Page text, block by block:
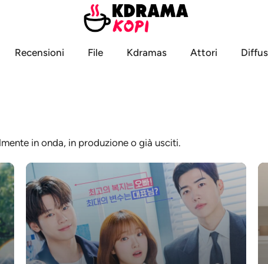
Recensioni File Kdramas Attori
in onda, in produzione o già usciti.